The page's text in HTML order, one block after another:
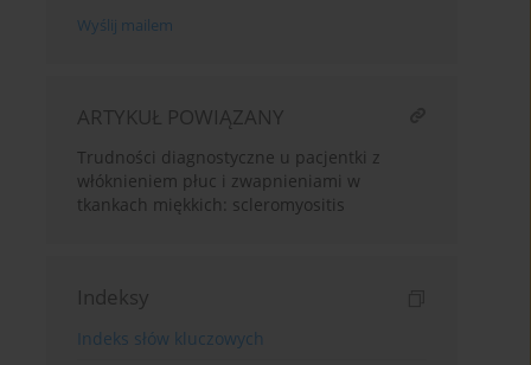
Wyślij mailem
ARTYKUŁ POWIĄZANY
Trudności diagnostyczne u pacjentki z
włóknieniem płuc i zwapnieniami w
tkankach miękkich: scleromyositis
Indeksy
Indeks słów kluczowych